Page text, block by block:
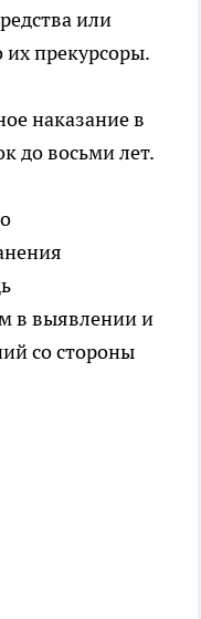
или
прекурсоры.
наказание в
до восьми лет.
в выявлении и
со стороны